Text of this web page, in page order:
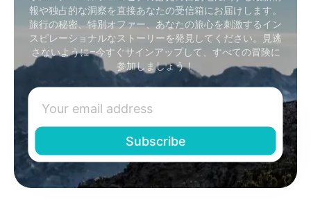
報や独占的な洞察を直接あなたの受信箱にお届けします。
旅行の秘密、特別オファー、あなたの旅心を刺激するイン
スピレーショナルなストーリーを発見してください。見逃
さないように–今すぐサインアップして、すべての冒険に
参加しましょう！